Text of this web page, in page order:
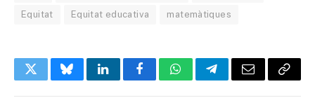
Equitat Equitat educativa matemàtiques
TwitterBlueskyLinkedInFacebookWhatsAppTelegramEmail Copy